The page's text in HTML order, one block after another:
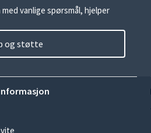
vanlige spørsmål, hjelper
og støtte